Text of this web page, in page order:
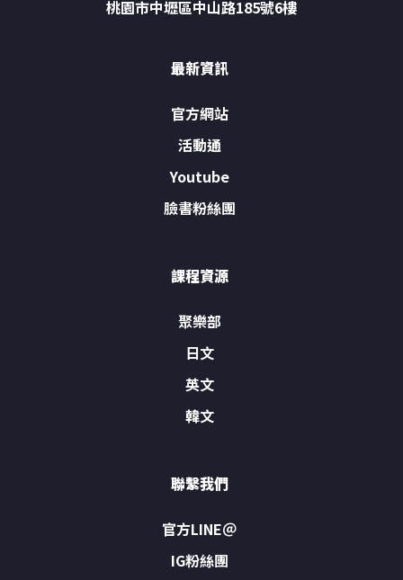
桃園市中壢區中山路185號6樓
最新資訊
官方網站
活動通
Youtube
臉書粉絲團
課程資源
聚樂部
日文
英文
韓文
聯繫我們
官方LINE＠
IG粉絲團